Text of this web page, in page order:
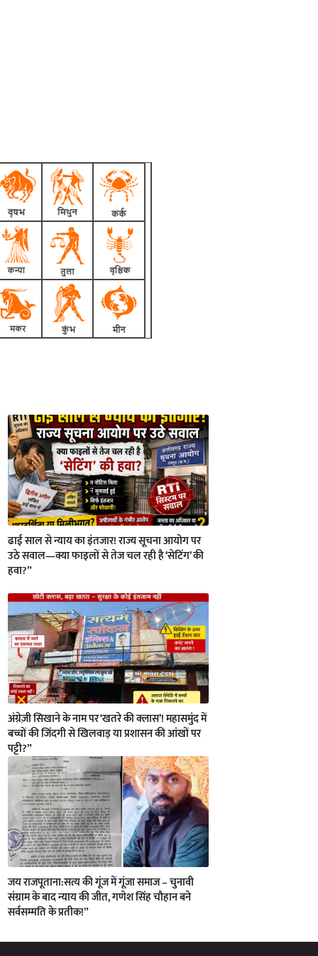
ढाई साल से न्याय का इंतजार! राज्य सूचना आयोग पर
उठे सवाल—क्या फाइलों से तेज चल रही है ‘सेटिंग’ की
हवा?”
अंग्रेज़ी सिखाने के नाम पर ‘खतरे की क्लास’! महासमुंद में
बच्चों की जिंदगी से खिलवाड़ या प्रशासन की आंखों पर
पट्टी?”
जय राजपूताना:सत्य की गूंज में गूंजा समाज – चुनावी
संग्राम के बाद न्याय की जीत, गणेश सिंह चौहान बने
सर्वसम्मति के प्रतीक!”